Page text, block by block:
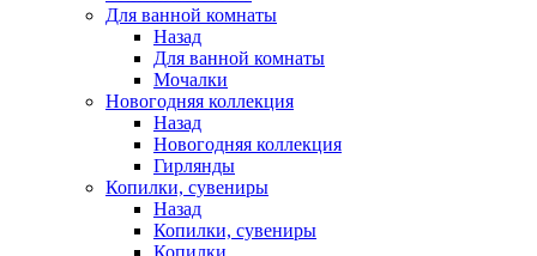
Для ванной комнаты
Назад
Для ванной комнаты
Мочалки
Новогодняя коллекция
Назад
Новогодняя коллекция
Гирлянды
Копилки, сувениры
Назад
Копилки, сувениры
Копилки